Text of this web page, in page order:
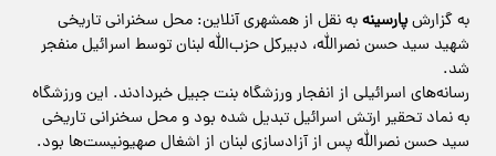
به گزارشپارسینهبه نقل از همشهری آنلاین: محل سخنرانی تاریخی
شهید سید حسن نصرالله، دبیرکل حزب‌الله لبنان توسط اسرائیل منفجر
شد.
رسانه‌های اسرائیلی از انفجار ورزشگاه بنت جبیل خبردادند. این ورزشگاه
به نماد تحقیر ارتش اسرائیل تبدیل شده بود و محل سخنرانی تاریخی
سید حسن نصرالله پس از آزادسازی لبنان از اشغال صهیونیست‌ها بود.